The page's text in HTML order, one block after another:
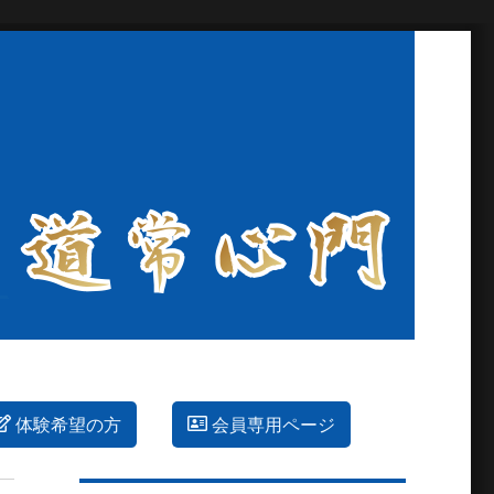
体験希望の方 会員専用ページ